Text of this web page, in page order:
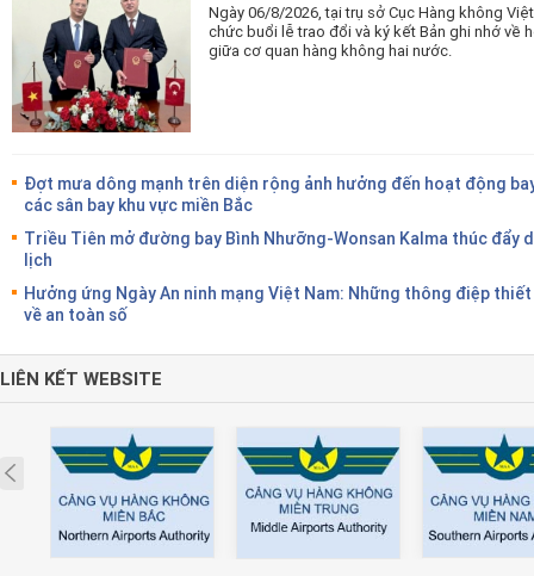
Ngày 06/8/2026, tại trụ sở Cục Hàng không
chức buổi lễ trao đổi và ký kết Bản ghi nhớ về
giữa cơ quan hàng không hai nước.
Đợt mưa dông mạnh trên diện rộng ảnh hưởng đến hoạt động
các sân bay khu vực miền Bắc
Triều Tiên mở đường bay Bình Nhưỡng-Wonsan Kalma thúc đẩy
lịch
Hưởng ứng Ngày An ninh mạng Việt Nam: Những thông điệp
về an toàn số
LIÊN KẾT WEBSITE
Prev